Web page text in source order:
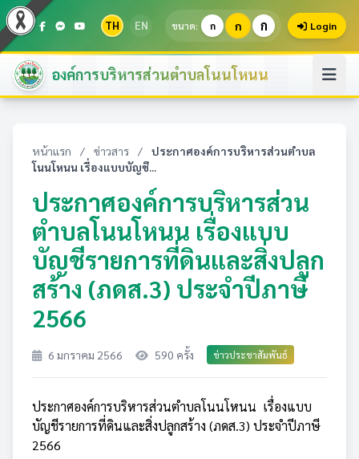
TH EN ขนาด: ก ก ก Login
องค์การบริหารส่วนตำบลโนนโหนน
หน้าแรก / ข่าวสาร /
ประกาศองค์การบริหารส่วนตำบล
โนนโหนน เรื่องแบบบัญชี...
ประกาศองค์การบริหารส่วน
ตำบลโนนโหนน เรื่องแบบ
บัญชีรายการที่ดินและสิ่งปลูก
สร้าง (ภดส.3) ประจำปีภาษี
2566
6 มกราคม 2566 590 ครั้ง ข่าวประชาสัมพันธ์
ประกาศองค์การบริหารส่วนตำบลโนนโหนน เรื่องแบบ
บัญชีรายการที่ดินและสิ่งปลูกสร้าง (ภดส.3) ประจำปีภาษี
2566